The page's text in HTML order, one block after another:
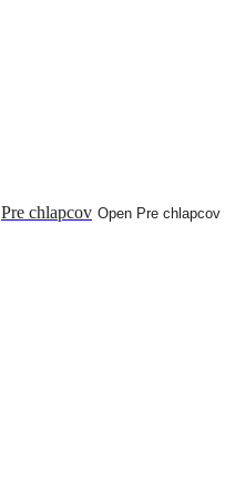
Pre chlapcov Open Pre chlapcov